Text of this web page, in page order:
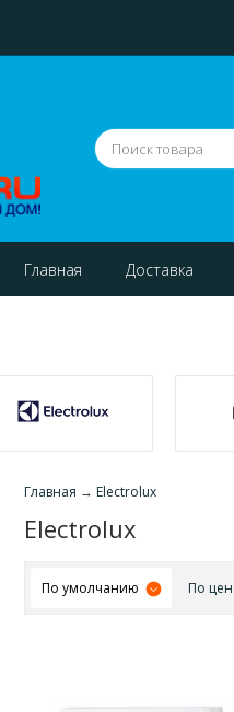
Главная Доставка
Главная → Electrolux
Electrolux
По умолчанию По